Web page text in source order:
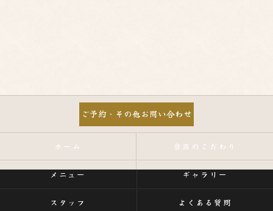
ご予約・その他お問い合わせ
ホーム 当店のこだわり
メニュー ギャラリー
スタッフ よくある質問